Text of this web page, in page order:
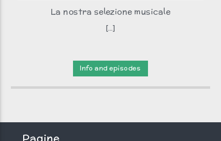
La nostra selezione musicale
[...]
Info and episodes